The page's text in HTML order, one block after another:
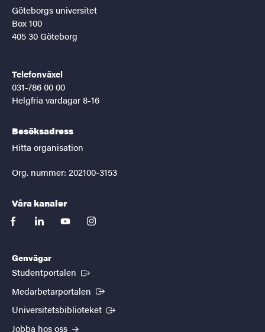
Göteborgs universitet
Box 100
405 30 Göteborg
Telefonväxel
031-786 00 00
Helgfria vardagar 8-16
Besöksadress
Hitta organisation
Org. nummer: 202100-3153
Våra kanaler
facebooklinkedinyoutubeinstagram
Genvägar
Studentportalen (Extern länk)
Medarbetarportalen (Extern länk)
Universitetsbiblioteket (Extern länk)
Jobba hos oss